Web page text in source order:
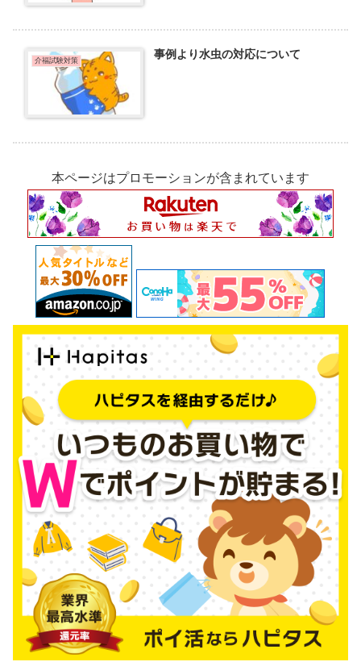
介福試験対策 事例より水虫の対応について
本ページはプロモーションが含まれています